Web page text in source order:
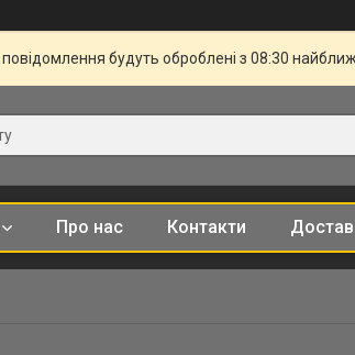
будуть оброблені з 08:30
Про нас Контакти